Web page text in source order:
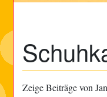
Zeige Beiträge von